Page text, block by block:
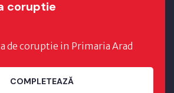
coruptie
de coruptie in Primaria Arad
COMPLETEAZĂ